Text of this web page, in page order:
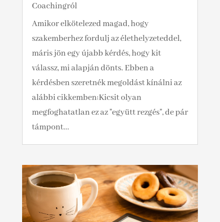
Coachingról
Amikor elkötelezed magad, hogy
szakemberhez fordulj az élethelyzeteddel,
máris jön egy újabb kérdés, hogy kit
válassz, mi alapján dönts. Ebben a
kérdésben szeretnék megoldást kínálni az
alábbi cikkemben:Kicsit olyan
megfoghatatlan ez az "együtt rezgés", de pár
támpont...